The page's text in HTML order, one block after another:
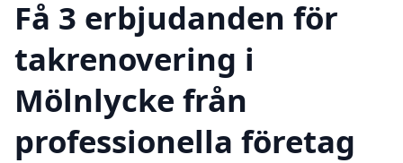
Få 3 erbjudanden för
takrenovering i
Mölnlycke från
professionella företag